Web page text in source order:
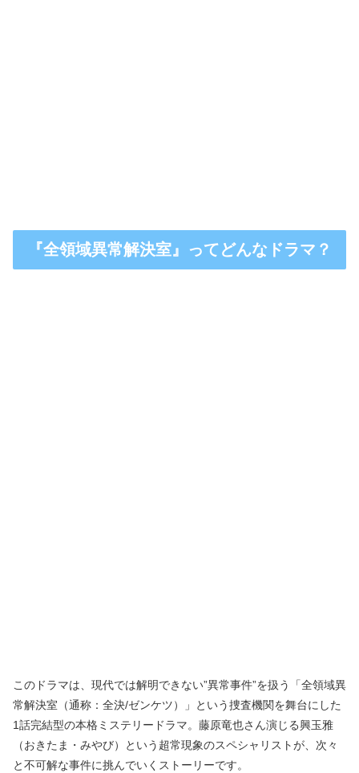
『全領域異常解決室』ってどんなドラマ？
このドラマは、現代では解明できない”異常事件”を扱う「全領域異
常解決室（通称：全決/ゼンケツ）」という捜査機関を舞台にした
1話完結型の本格ミステリードラマ。藤原竜也さん演じる興玉雅
（おきたま・みやび）という超常現象のスペシャリストが、次々
と不可解な事件に挑んでいくストーリーです。